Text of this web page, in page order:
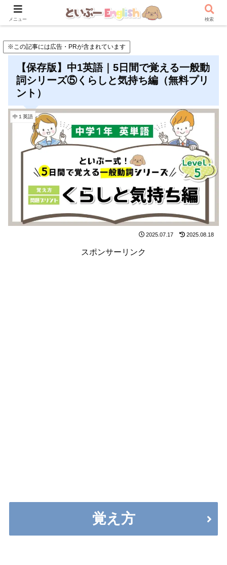
※この記事には広告・PRが含まれています
【保存版】中1英語｜5日間で覚える一般動
詞シリーズ⑤くらしと気持ち編（無料プリ
ント）
中１英語
2025.07.17 2025.08.18
スポンサーリンク
覚え方
メニュー 検索